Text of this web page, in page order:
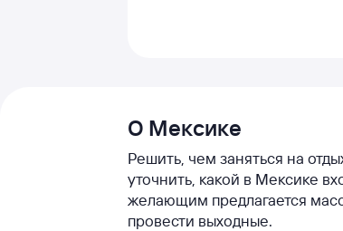
О Мексике
Решить, чем заняться на
уточнить, какой в Мексике
желающим предлагается
провести выходные.